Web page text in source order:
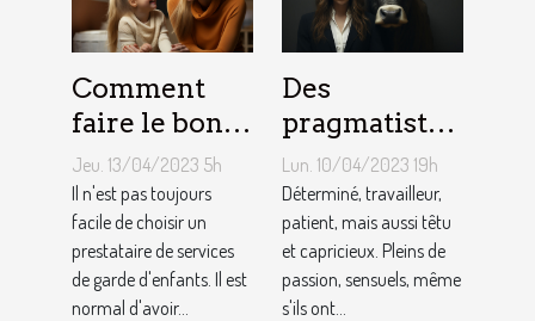
Comment
faire le bon
choix entre
une crèche et
une
assistante
maternelle ?
Jeu. 13/04/2023 5h
Il n'est pas toujours
facile de choisir un
prestataire de services
de garde d'enfants. Il est
normal d'avoir...
Des
pragmatistes
imaginatifs
et patients :
comment
sont les gens
du Taureau ?
Lun. 10/04/2023 19h
Déterminé, travailleur,
patient, mais aussi têtu
et capricieux. Pleins de
passion, sensuels, même
s'ils ont...